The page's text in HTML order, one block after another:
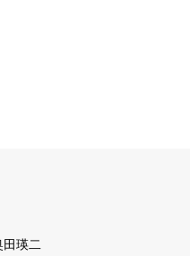
田瑛二